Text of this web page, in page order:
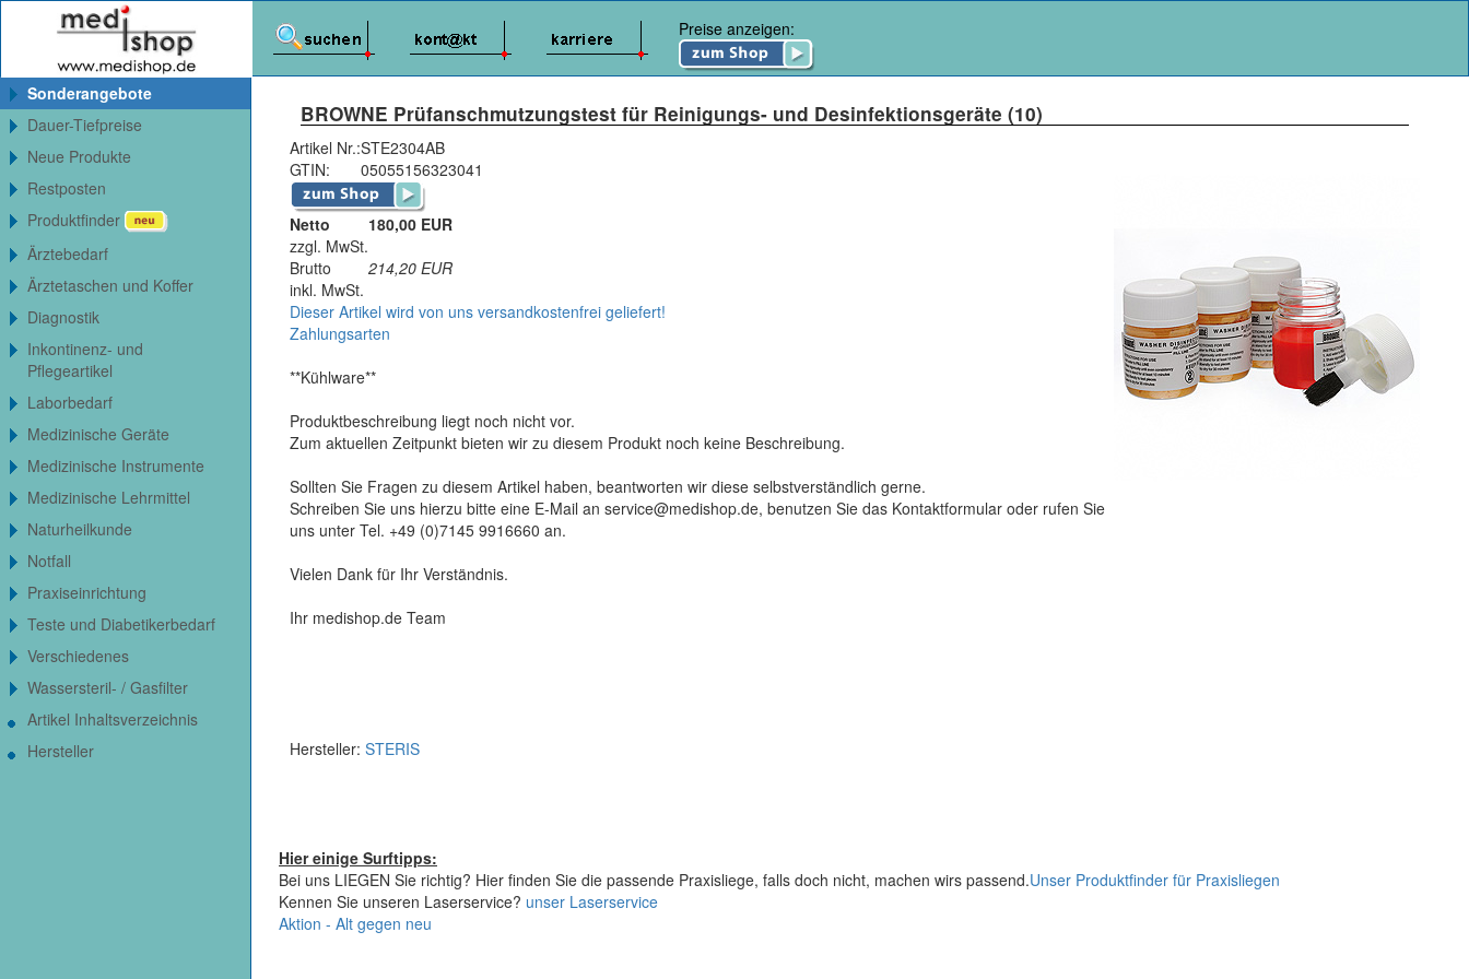
Preise anzeigen:
BROWNE Prüfanschmutzungstest für Reinigungs- und Desinfektionsgeräte (10)
Artikel Nr.:STE2304AB
GTIN:
05055156323041
Netto
180,00 EUR
zzgl. MwSt.
Brutto
214,20 EUR
inkl. MwSt.
Dieser Artikel wird von uns versandkostenfrei geliefert!
Zahlungsarten
**Kühlware**
Produktbeschreibung liegt noch nicht vor.
Zum aktuellen Zeitpunkt bieten wir zu diesem Produkt noch keine Beschreibung.
Sollten Sie Fragen zu diesem Artikel haben, beantworten wir diese selbstverständlich gerne.
Schreiben Sie uns hierzu bitte eine E-Mail an service@medishop.de, benutzen Sie das Kontaktformular oder rufen Sie
uns unter Tel. +49 (0)7145 9916660 an.
Vielen Dank für Ihr Verständnis.
Ihr medishop.de Team
Hersteller: STERIS
Hier einige Surftipps:
Bei uns LIEGEN Sie richtig? Hier finden Sie die passende Praxisliege, falls doch nicht, machen wirs passend.Unser Produktfinder für Praxisliegen
Kennen Sie unseren Laserservice? unser Laserservice
Aktion - Alt gegen neu
Sonderangebote
Dauer-Tiefpreise
Neue Produkte
Restposten
Produktfinder
Ärztebedarf
Ärztetaschen und Koffer
Diagnostik
Inkontinenz- und
Pflegeartikel
Laborbedarf
Medizinische Geräte
Medizinische Instrumente
Medizinische Lehrmittel
Naturheilkunde
Notfall
Praxiseinrichtung
Teste und Diabetikerbedarf
Verschiedenes
Wassersteril- / Gasfilter
Artikel Inhaltsverzeichnis
Hersteller